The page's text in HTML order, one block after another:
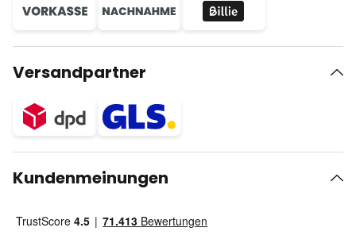
Versandpartner
Kundenmeinungen